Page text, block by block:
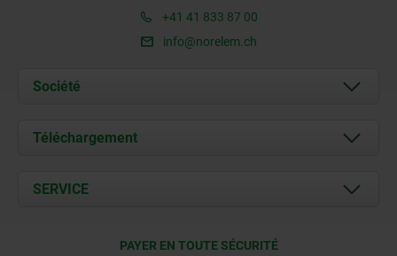
+41 41 833 87 00
info@norelem.ch
Société
À propos de nous
Contact
Téléchargement
Documents
SERVICE
PAYER EN TOUTE SÉCURITÉ